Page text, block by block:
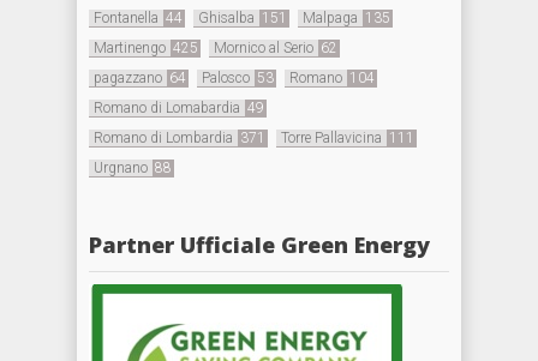
Fontanella 44 Ghisalba 151 Malpaga 135
Martinengo 425 Mornico al Serio 62
pagazzano 64 Palosco 53 Romano 104
Romano di Lomabardia 49
Romano di Lombardia 371 Torre Pallavicina 111
Urgnano 88
Partner Ufficiale Green Energy